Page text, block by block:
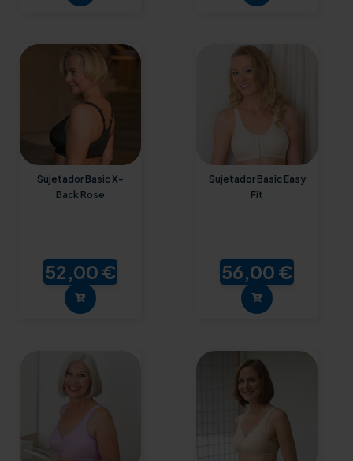
Sujetador Basic X-
Back Rose
52,00 €
Sujetador Basic Easy
Fit
56,00 €